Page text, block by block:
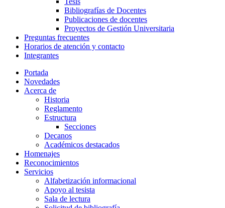
Bibliografías de Docentes
Publicaciones de docentes
Proyectos de Gestión Universitaria
Preguntas frecuentes
Horarios de atención y contacto
Integrantes
Portada
Novedades
Acerca de
Historia
Reglamento
Estructura
Secciones
Decanos
Académicos destacados
Homenajes
Reconocimientos
Servicios
Alfabetización informacional
Apoyo al tesista
Sala de lectura